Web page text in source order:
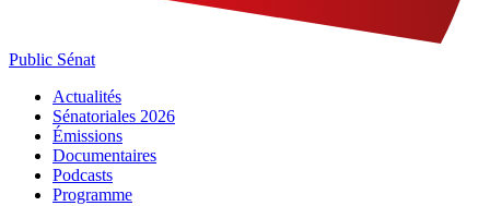
Public Sénat
Actualités
Sénatoriales 2026
Émissions
Documentaires
Podcasts
Programme